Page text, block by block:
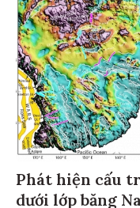
Phát hiện cấu
dưới lớp băng